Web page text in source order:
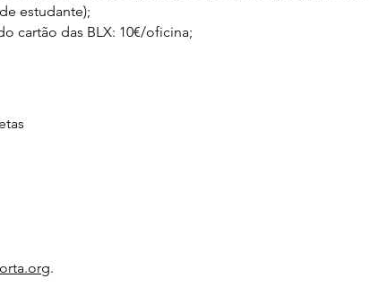
estudante);
cartão das BLX: 10€/oficina;
.